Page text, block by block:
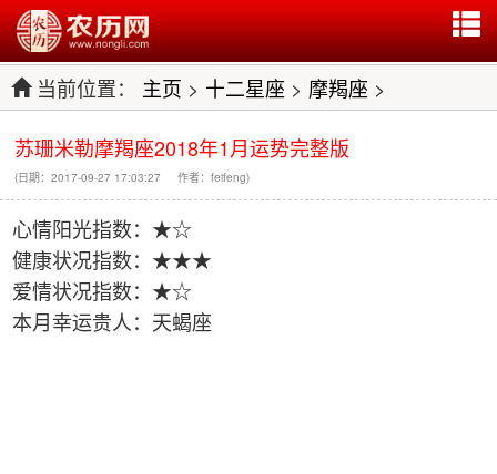
当前位置： 主页 > 十二星座 > 摩羯座 >
苏珊米勒摩羯座2018年1月运势完整版
(日期：2017-09-27 17:03:27 作者：feifeng)
心情阳光指数：★☆
健康状况指数：★★★
爱情状况指数：★☆
本月幸运贵人：天蝎座